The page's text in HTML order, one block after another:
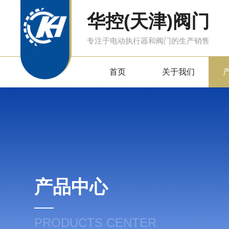
华控(天津)阀门
专注于电动执行器和阀门的生产销售
首页 关于我们
产品中心
PRODUCTS CENTER